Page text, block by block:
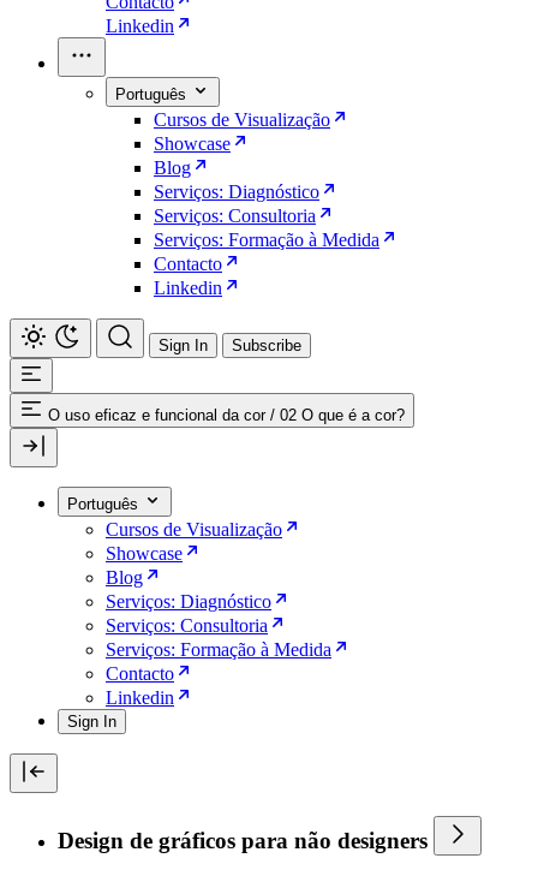
Linkedin
Português
Cursos de Visualização
Showcase
Blog
Serviços: Diagnóstico
Serviços: Consultoria
Serviços: Formação à Medida
Contacto
Linkedin
Sign In Subscribe
O uso eficaz e funcional da cor / 02 O que é a cor?
Português
Cursos de Visualização
Showcase
Blog
Serviços: Diagnóstico
Serviços: Consultoria
Serviços: Formação à Medida
Contacto
Linkedin
Sign In
Design de gráficos para não designers